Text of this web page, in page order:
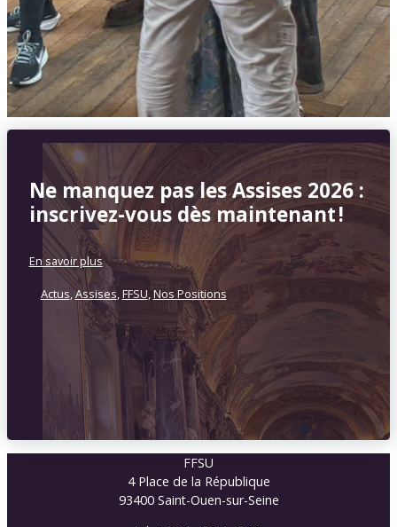
Ne manquez pas les Assises 2026 :
inscrivez-vous dès maintenant !
En savoir plus
Actus,Assises,FFSU,Nos Positions
FFSU
4 Place de la République
93400 Saint-Ouen-sur-Seine